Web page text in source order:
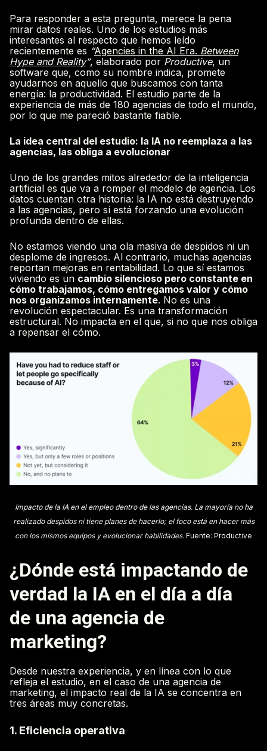
Para responder a esta pregunta, merece la pena
mirar datos reales. Uno de los estudios más
interesantes al respecto que hemos leído
recientemente es “Agencies in the AI Era. Between
Hype and Reality”, elaborado por Productive, un
software que, como su nombre indica, promete
ayudarnos en aquello que buscamos con tanta
energía: la productividad. El estudio parte de la
experiencia de más de 180 agencias de todo el mundo,
por lo que me pareció bastante fiable.
La idea central del estudio: la IA no reemplaza a las
agencias, las obliga a evolucionar
Uno de los grandes mitos alrededor de la inteligencia
artificial es que va a romper el modelo de agencia. Los
datos cuentan otra historia: la IA no está destruyendo
a las agencias, pero sí está forzando una evolución
profunda dentro de ellas.
No estamos viendo una ola masiva de despidos ni un
desplome de ingresos. Al contrario, muchas agencias
reportan mejoras en rentabilidad. Lo que sí estamos
viviendo es un cambio silencioso pero constante en
cómo trabajamos, cómo entregamos valor y cómo
nos organizamos internamente. No es una
revolución espectacular. Es una transformación
estructural. No impacta en el que, si no que nos obliga
a repensar el cómo.
Impacto de la IA en el empleo dentro de las agencias. La mayoría no ha
realizado despidos ni tiene planes de hacerlo; el foco está en hacer más
con los mismos equipos y evolucionar habilidades. Fuente: Productive
¿Dónde está impactando de
verdad la IA en el día a día
de una agencia de
marketing?
Desde nuestra experiencia, y en línea con lo que
refleja el estudio, en el caso de una agencia de
marketing, el impacto real de la IA se concentra en
tres áreas muy concretas.
1. Eficiencia operativa